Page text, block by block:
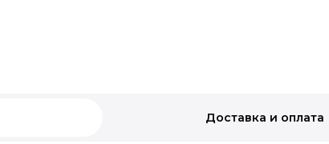
Доставка и оплата